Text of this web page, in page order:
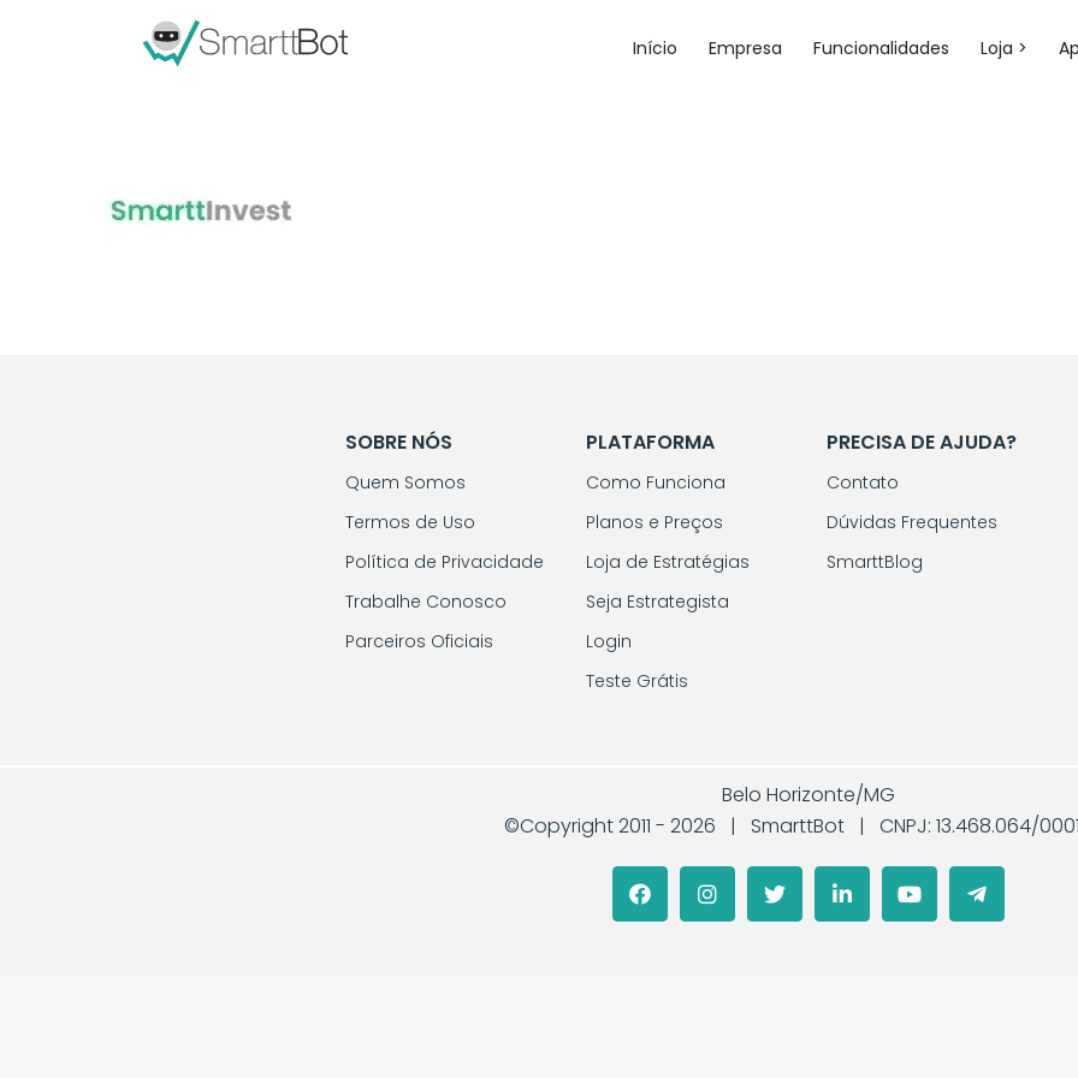
Início Empresa Funcionalidades Loja >
SOBRE NÓS
Quem Somos
Termos de Uso
Política de Privacidade
Trabalhe Conosco
Parceiros Oficiais
PLATAFORMA
Como Funciona
Planos e Preços
Loja de Estratégias
Seja Estrategista
Login
Teste Grátis
PRECISA DE AJUDA?
Contato
Dúvidas Frequentes
SmarttBlog
Belo Horizonte/MG
©Copyright 2011 - 2026 | SmarttBot | CNPJ: 13.468.064/